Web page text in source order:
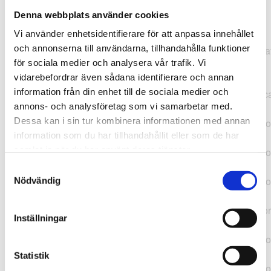
Denna webbplats använder cookies
Vi använder enhetsidentifierare för att anpassa innehållet
och annonserna till användarna, tillhandahålla funktioner
för sociala medier och analysera vår trafik. Vi
vidarebefordrar även sådana identifierare och annan
information från din enhet till de sociala medier och
annons- och analysföretag som vi samarbetar med.
Dessa kan i sin tur kombinera informationen med annan
information som du har tillhandahållit eller som de har
Nödvändig
Inställningar
Statistik
TypeError: "".concat(...).concat(...).replaceAll is not a
function at
https://webshop.pressbyran.se/_next/static/chunks/pages/
b1763451a2186f9e.js:1:11050 at Array.map
(<anonymous>) at K
(https://webshop.pressbyran.se/_next/static/chunks/pages/
b1763451a2186f9e.js:1:10836) at lk
(https://webshop.pressbyran.se/_next/static/chunks/
b241200379730ac0.js:1:129835) at i
(https://webshop.pressbyran.se/_next/static/chunks/
(https://webshop.pressbyran.se/_next/static/chunks/
https://webshop.pressbyran.se/_next/static/chunks/
b241200379730ac0.js:1:167872 at uI
(https://webshop.pressbyran.se/_next/static/chunks/
b241200379730ac0.js:1:167879) at uE
(https://webshop.pressbyran.se/_next/static/chunks/